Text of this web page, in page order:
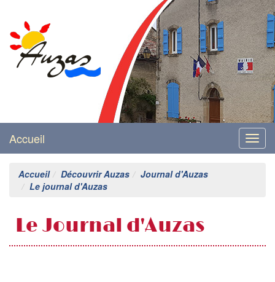
Mairie d'Auzas
Menu
Accueil
Accueil Découvrir Auzas
Journal d'Auzas
Le journal d'Auzas
Le Journal d'Auzas